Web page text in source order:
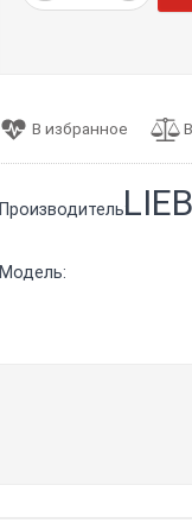
Производитель:
Модель: